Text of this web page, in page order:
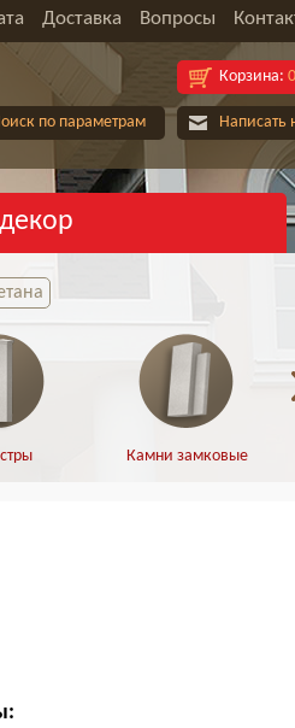
Доставка Вопросы
Корзина: 0
Написать
по параметрам
Камни замковые